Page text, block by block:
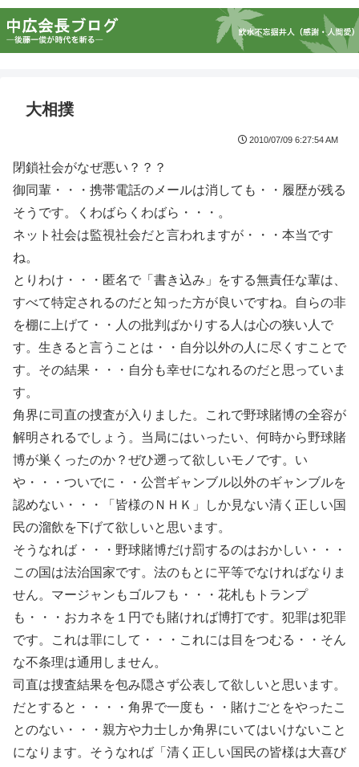
大相撲
2010/07/09 6:27:54 AM
閉鎖社会がなぜ悪い？？？
御同輩・・・携帯電話のメールは消しても・・履歴が残る
そうです。くわばらくわばら・・・。
ネット社会は監視社会だと言われますが・・・本当です
ね。
とりわけ・・・匿名で「書き込み」をする無責任な輩は、
すべて特定されるのだと知った方が良いですね。自らの非
を棚に上げて・・人の批判ばかりする人は心の狭い人で
す。生きると言うことは・・自分以外の人に尽くすことで
す。その結果・・・自分も幸せになれるのだと思っていま
す。
角界に司直の捜査が入りました。これで野球賭博の全容が
解明されるでしょう。当局にはいったい、何時から野球賭
博が巣くったのか？ぜひ遡って欲しいモノです。い
や・・・ついでに・・公営ギャンブル以外のギャンブルを
認めない・・・「皆様のＮＨＫ」しか見ない清く正しい国
民の溜飲を下げて欲しいと思います。
そうなれば・・・野球賭博だけ罰するのはおかしい・・・
この国は法治国家です。法のもとに平等でなければなりま
せん。マージャンもゴルフも・・・花札もトランプ
も・・・おカネを１円でも賭ければ博打です。犯罪は犯罪
です。これは罪にして・・・これには目をつむる・・そん
な不条理は通用しません。
司直は捜査結果を包み隠さず公表して欲しいと思います。
だとすると・・・・角界で一度も・・賭けごとをやったこ
とのない・・・親方や力士しか角界にいてはいけないこと
になります。そうなれば「清く正しい国民の皆様は大喜び